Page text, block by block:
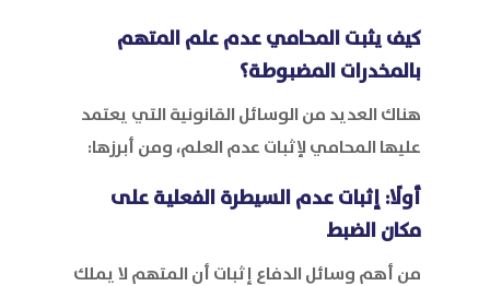
كيف يثبت المحامي عدم علم المتهم
بالمخدرات المضبوطة؟
هناك العديد من الوسائل القانونية التي يعتمد
عليها المحامي لإثبات عدم العلم، ومن أبرزها:
أولًا: إثبات عدم السيطرة الفعلية على
مكان الضبط
من أهم وسائل الدفاع إثبات أن المتهم لا يملك